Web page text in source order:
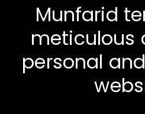
Munfarid
meticulous
personal